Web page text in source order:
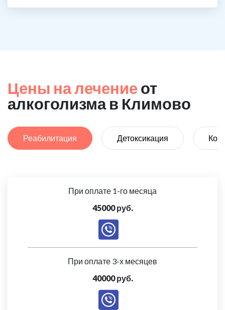
Цены на лечение от
алкоголизма в Климово
Реабилитация Детоксикация
При оплате 1-го месяца
45000 руб.
При оплате 3-х месяцев
40000 руб.